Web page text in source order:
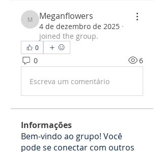
Meganflowers
Meganflowers
4 de dezembro de 2025 ·
joined the group.
0
0 6
Escreva um comentário
Informações
Bem-vindo ao grupo! Você
pode se conectar com outros